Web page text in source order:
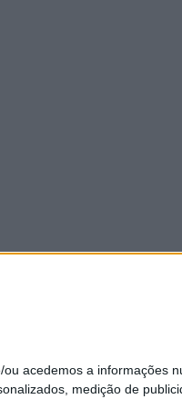
acedemos a informações
medição de